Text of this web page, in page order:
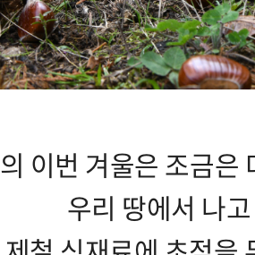
이번 겨울은 조금은
우리 땅에서 나